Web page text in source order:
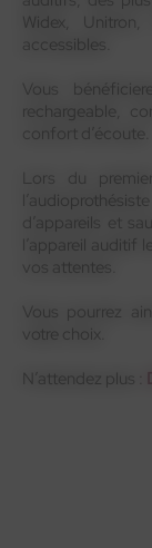
Widex,
accessibles.
Vous
rechargeable,
confort d’écoute.
Lors du
d’appareils et
l’appareil auditif
vos attentes.
Vous pourrez
votre choix.
N’attendez plus :